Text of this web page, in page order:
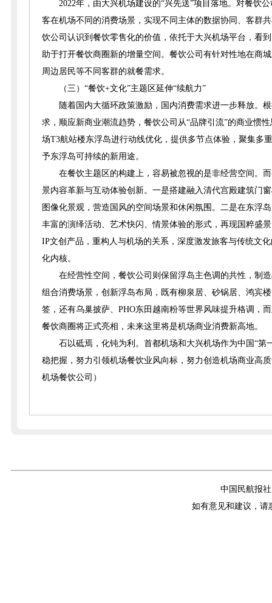
2022年，由大兴机场建设的“兴先送”项目落地。对餐饮
客在机场不同的消费场景，实现不同主体的数据协同、客群
饮公司认识到餐饮零售化的价值，依托于大兴机场平台，看
助于打开餐饮商圈新的增量空间。餐饮公司有针对性地在商
周边居民等不同客群的就餐需求。
（三）“餐饮+文化”主题区延伸“续航力”
随着国内大循环政策激励，国内消费需求进一步释放。
求，顺应新商业潮流趋势，餐饮公司从“品牌引流”的商业惯
场T3航站楼东浮岛进行动线优化，提供多节点体验，聚集多
予东浮岛可持续的新用途。
在餐饮主题区的构建上，容易被忽视的是非经营空间。
景内容革新与互动体验创新。一是搭建融入清代宫殿建筑门
图像化景观，营造国风的空间场景和休闲氛围。二是在东浮
丰富的演绎活动、艺术快闪、情景体验的形式，再现国粹盛
IP文创产品，重构人与机场的关系，深度激发旅客与传统文
化内核。
在经营性空间，餐饮公司则保留浮岛主色调的共性，制
组合消费场景，创新浮岛布局，既有柳泉居、砂锅居、鸿宾
签，还有乌巢披萨、PHO东田越南粉等世界风味提升格调，
餐饮商圈将正式亮相，未来这里将是机场商业消费新高地。
石以砥焉，化钝为利。首都机场和大兴机场作为中国“
稳把握，努力引领机场餐饮业风向标，努力创造机场商业高
机场餐饮公司）
中国民航报
如有意见和建议，请